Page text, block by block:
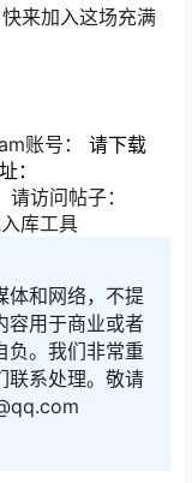
来加入这场充满
账号： 请下载
：
访问帖子：
库工具
体和网络，不提
容用于商业或者
负。我们非常重
联系处理。敬请